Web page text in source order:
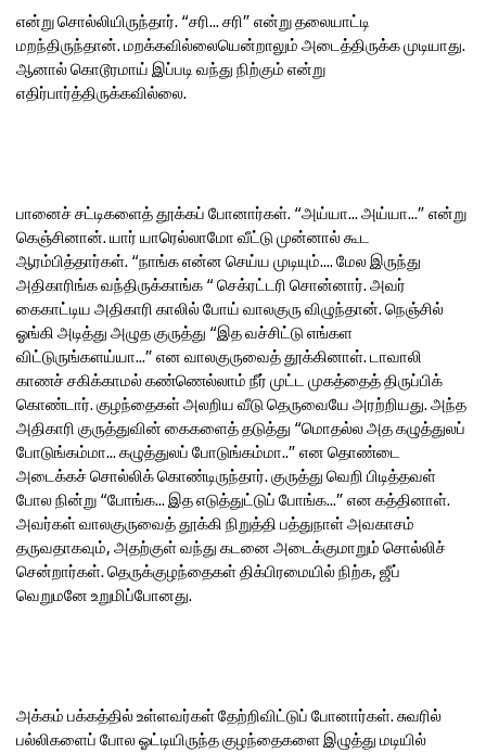
என்று சொல்லியிருந்தார். “சரி... சரி” என்று தலையாட்டி
மறந்திருந்தான். மறக்கவில்லையென்றாலும் அடைத்திருக்க முடியாது.
ஆனால் கொடூரமாய் இப்படி வந்து நிற்கும் என்று
எதிர்பார்த்திருக்கவில்லை.
பானைச் சட்டிகளைத் தூக்கப் போனார்கள். “அய்யா... அய்யா...” என்று
கெஞ்சினான். யார் யாரெல்லாமோ வீட்டு முன்னால் கூட
ஆரம்பித்தார்கள். “நாங்க என்ன செய்ய முடியும்.... மேல இருந்து
அதிகாரிங்க வந்திருக்காங்க “ செக்ரட்டரி சொன்னார். அவர்
கைகாட்டிய அதிகாரி காலில் போய் வாலகுரு விழுந்தான். நெஞ்சில்
ஓங்கி அடித்து அழுத குருத்து “இத வச்சிட்டு எங்கள
விட்டுருங்களய்யா...” என வாலகுருவைத் தூக்கினாள். டாவாலி
காணச் சகிக்காமல் கண்ணெல்லாம் நீர் முட்ட முகத்தைத் திருப்பிக்
கொண்டார். குழந்தைகள் அலறிய வீடு தெருவையே அரற்றியது. அந்த
அதிகாரி குருத்துவின் கைகளைத் தடுத்து “மொதல்ல அத கழுத்துலப்
போடுங்கம்மா... கழுத்துலப் போடுங்கம்மா..” என தொண்டை
அடைக்கச் சொல்லிக் கொண்டிருந்தார். குருத்து வெறி பிடித்தவள்
போல நின்று “போங்க... இத எடுத்துட்டுப் போங்க...” என கத்தினாள்.
அவர்கள் வாலகுருவைத் தூக்கி நிறுத்தி பத்துநாள் அவகாசம்
தருவதாகவும், அதற்குள் வந்து கடனை அடைக்குமாறும் சொல்லிச்
சென்றார்கள். தெருக்குழந்தைகள் திக்பிரமையில் நிற்க, ஜீப்
வெறுமனே உறுமிப்போனது.
அக்கம் பக்கத்தில் உள்ளவர்கள் தேற்றிவிட்டுப் போனார்கள். சுவரில்
பல்லிகளைப் போல ஓட்டியிருந்த குழந்தைகளை இழுத்து மடியில்